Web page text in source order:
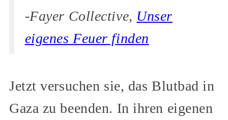
-Fayer Collective, Unser
eigenes Feuer finden
Jetzt versuchen sie, das Blutbad in
Gaza zu beenden. In ihren eigenen